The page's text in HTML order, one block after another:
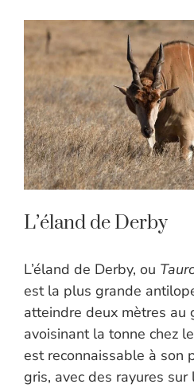
L’éland de Derby
L’éland de Derby, ou
est la plus grande
atteindre deux mètres au
avoisinant la tonne chez
est reconnaissable à son
gris, avec des rayures